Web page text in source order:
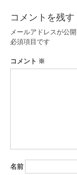
ビ
ゲ
ー
シ
コメントを残す
メールアドレスが公
必須項目です
コメント ※
名前